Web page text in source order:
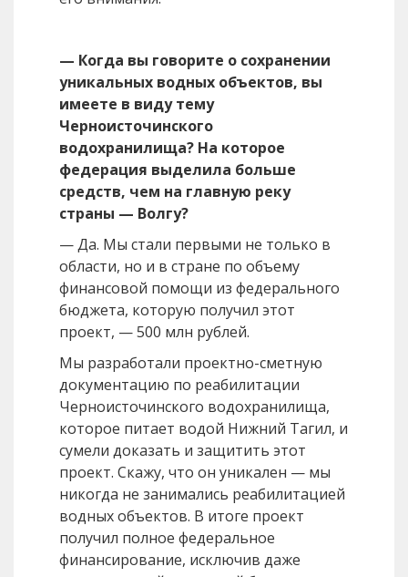
— Когда вы говорите о сохранении
уникальных водных объектов, вы
имеете в виду тему
Черноисточинского
водохранилища? На которое
федерация выделила больше
средств, чем на главную реку
страны — Волгу?
— Да. Мы стали первыми не только в
области, но и в стране по объему
финансовой помощи из федерального
бюджета, которую получил этот
проект, — 500 млн рублей.
Мы разработали проектно-сметную
документацию по реабилитации
Черноисточинского водохранилища,
которое питает водой Нижний Тагил, и
сумели доказать и защитить этот
проект. Скажу, что он уникален — мы
никогда не занимались реабилитацией
водных объектов. В итоге проект
получил полное федеральное
финансирование, исключив даже